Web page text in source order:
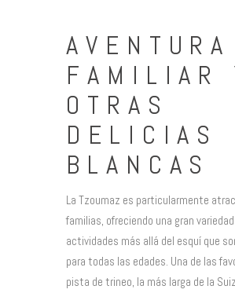
AVENTURA
FAMILIAR
OTRAS
DELICIAS
BLANCAS
La Tzoumaz es particularmente
familias, ofreciendo una gran
actividades más allá del esquí que
para todas las edades. Una de las
pista de trineo, la más larga de la